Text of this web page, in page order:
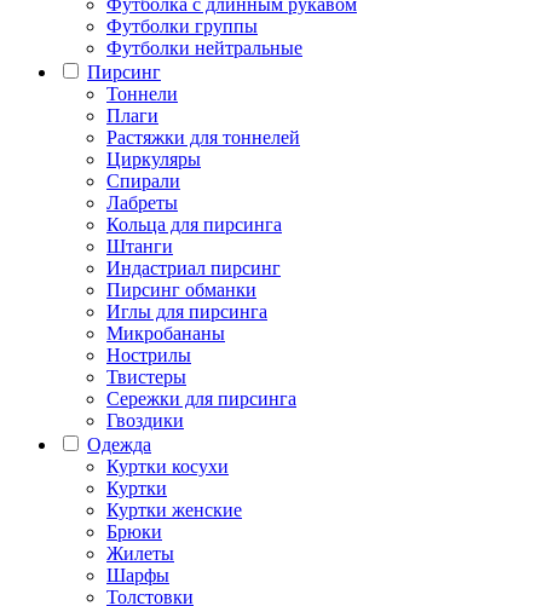
Футболка с длинным рукавом
Футболки группы
Футболки нейтральные
Пирсинг
Тоннели
Плаги
Растяжки для тоннелей
Циркуляры
Спирали
Лабреты
Кольца для пирсинга
Штанги
Индастриал пирсинг
Пирсинг обманки
Иглы для пирсинга
Микробананы
Нострилы
Твистеры
Сережки для пирсинга
Гвоздики
Одежда
Куртки косухи
Куртки
Куртки женские
Брюки
Жилеты
Шарфы
Толстовки